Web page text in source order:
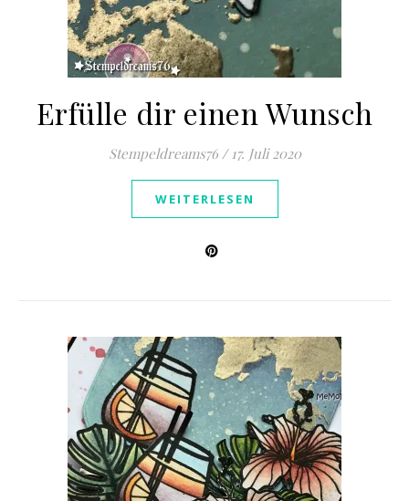
Erfülle dir einen Wunsch
Stempeldreams76 / 17. Juli 2020
WEITERLESEN